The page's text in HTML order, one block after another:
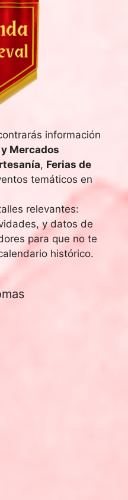
información
Mercados
, Ferias de
temáticos en
relevantes:
y datos de
para que no te
histórico.